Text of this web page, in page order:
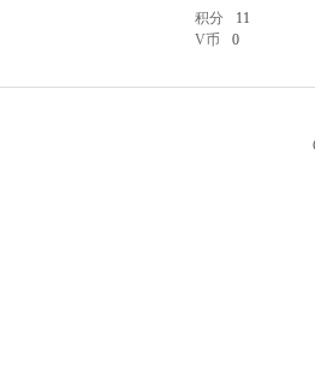
积分
11
V币 0